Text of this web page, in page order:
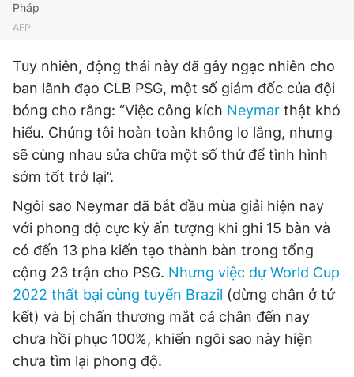
Giấy phép xuất bản số 110/GP - BTTTT cấp ngày 24.3.2020
© 2003-2026 Bản quyền thuộc về Báo Thanh Niên. Cấm sao
bản. Phát triển bởi ePi Technologies, JSC.
Pháp
AFP
Tuy nhiên, động thái này đã gây ngạc nhiên cho
ban lãnh đạo CLB PSG, một số giám đốc của đội
bóng cho rằng: “Việc công kích Neymar thật khó
hiểu. Chúng tôi hoàn toàn không lo lắng, nhưng
sẽ cùng nhau sửa chữa một số thứ để tình hình
sớm tốt trở lại”.
Ngôi sao Neymar đã bắt đầu mùa giải hiện nay
với phong độ cực kỳ ấn tượng khi ghi 15 bàn và
có đến 13 pha kiến tạo thành bàn trong tổng
cộng 23 trận cho PSG. Nhưng việc dự World Cup
2022 thất bại cùng tuyển Brazil (dừng chân ở tứ
kết) và bị chấn thương mắt cá chân đến nay
chưa hồi phục 100%, khiến ngôi sao này hiện
chưa tìm lại phong độ.